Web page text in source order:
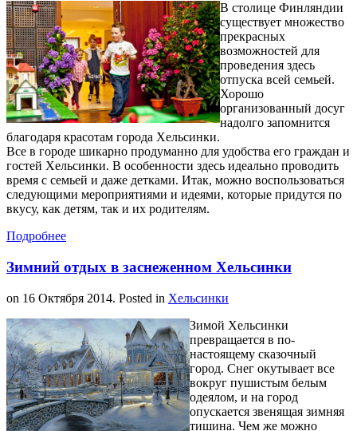
В столице Финляндии
существует множество
прекрасных
возможностей для
проведения здесь
отпуска всей семьей.
Хорошо
организованный досуг
надолго запомнится
благодаря красотам города Хельсинки.
Все в городе шикарно продуманно для удобства его граждан и
гостей Хельсинки. В особенности здесь идеально проводить
время с семьей и даже детками. Итак, можно воспользоваться
следующими мероприятиями и идеями, которые придутся по
вкусу, как детям, так и их родителям.
Подробнее
Зимний отдых в заснеженном Хельсинки
on 16 Октября 2014. Posted in Хельсинки
Зимой Хельсинки
превращается в по-
настоящему сказочный
город. Снег окутывает все
вокруг пушистым белым
одеялом, и на город
опускается звенящая зимняя
тишина. Чем же можно